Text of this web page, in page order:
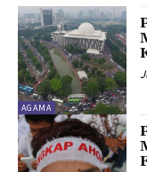
AGAMA